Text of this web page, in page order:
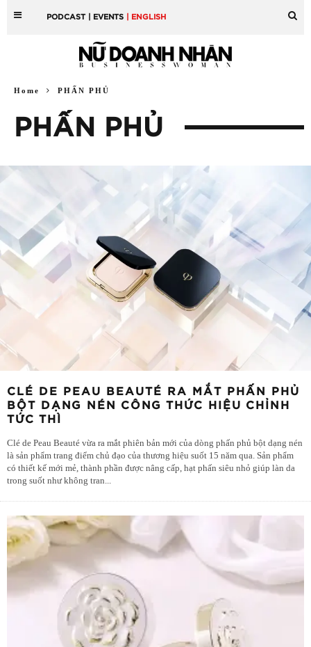
PODCAST | EVENTS | ENGLISH
Home PHẤN PHỦ
PHẤN PHỦ
CLÉ DE PEAU BEAUTÉ RA MẮT PHẤN PHỦ
BỘT DẠNG NÉN CÔNG THỨC HIỆU CHỈNH
TỨC THÌ
Clé de Peau Beauté vừa ra mắt phiên bản mới của dòng phấn phủ bột dạng nén
là sản phẩm trang điểm chủ đạo của thương hiệu suốt 15 năm qua. Sản phẩm
có thiết kế mới mẻ, thành phần được nâng cấp, hạt phấn siêu nhỏ giúp làn da
trong suốt như không tran...